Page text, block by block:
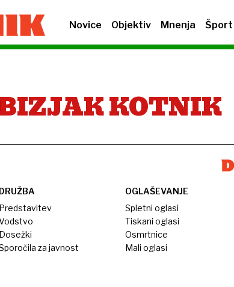
Novice Objektiv Mnenja Šport
KOTNIK
DRUŽBA
Predstavitev
Dosežki
za javnost
OGLAŠEVANJE
Spletni oglasi
Tiskani oglasi
Osmrtnice
Mali oglasi